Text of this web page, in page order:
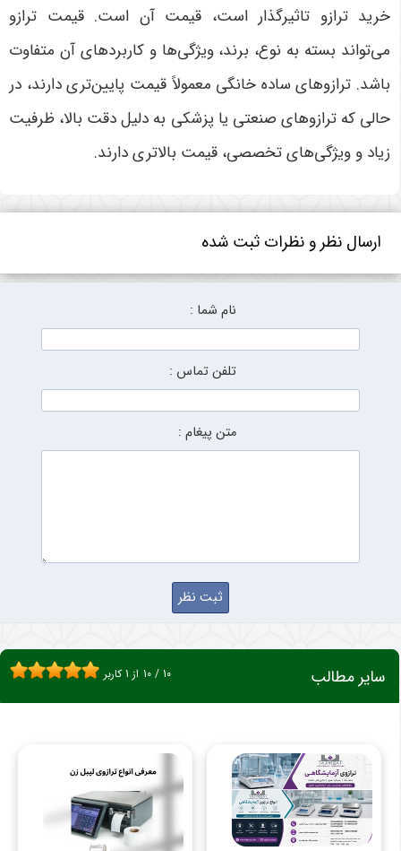
خرید ترازو تاثیرگذار است، قیمت آن است. قیمت ترازو
می‌تواند بسته به نوع، برند، ویژگی‌ها و کاربردهای آن متفاوت
باشد. ترازوهای ساده خانگی معمولاً قیمت پایین‌تری دارند، در
حالی که ترازوهای صنعتی یا پزشکی به دلیل دقت بالا، ظرفیت
زیاد و ویژگی‌های تخصصی، قیمت بالاتری دارند.
ارسال نظر و نظرات ثبت شده
نام شما :
تلفن تماس :
متن پیغام :
سایر مطالب 10 / 10 از 1کاربر